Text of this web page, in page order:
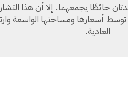
حائطًا يجمعهما. إلا أن هذا
أسعارها ومساحتها الواسعة
العادية.